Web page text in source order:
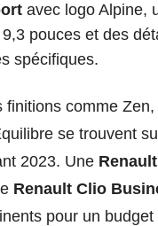
avec logo Alpine,
pouces et des
spécifiques.
finitions comme Zen,
se trouvent
2023. Une
Renault Clio
pour un budget